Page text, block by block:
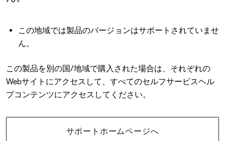
この地域では製品のバージョンはサポートされていませ
ん。
この製品を別の国/地域で購入された場合は、それぞれの
Webサイトにアクセスして、すべてのセルフサービスヘル
プコンテンツにアクセスしてください。
サポートホームページへ